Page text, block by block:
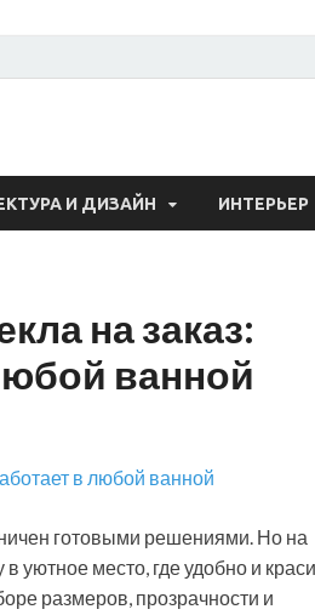
И ДИЗАЙН ИНТЕРЬЕР
на заказ:
ванной
готовыми решениями. Но на
уютное место, где удобно и
размеров, прозрачности и